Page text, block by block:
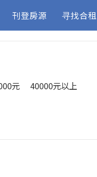
刊登房源 寻找合租
元 40000元以上